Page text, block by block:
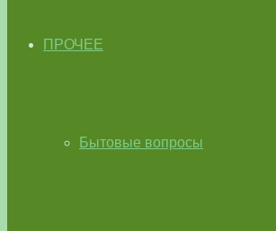
ПРОЧЕЕ
Бытовые вопросы